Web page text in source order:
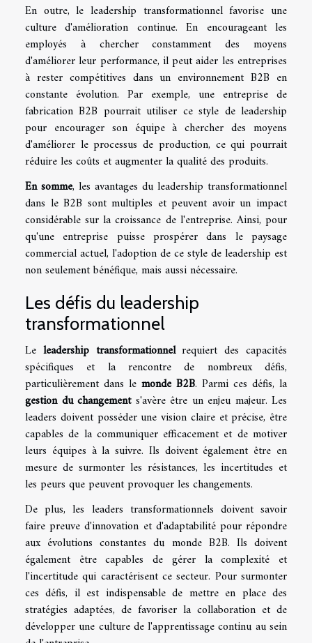
En outre, le leadership transformationnel favorise une
culture d'amélioration continue. En encourageant les
employés à chercher constamment des moyens
d'améliorer leur performance, il peut aider les entreprises
à rester compétitives dans un environnement B2B en
constante évolution. Par exemple, une entreprise de
fabrication B2B pourrait utiliser ce style de leadership
pour encourager son équipe à chercher des moyens
d'améliorer le processus de production, ce qui pourrait
réduire les coûts et augmenter la qualité des produits.
En somme, les avantages du leadership transformationnel
dans le B2B sont multiples et peuvent avoir un impact
considérable sur la croissance de l'entreprise. Ainsi, pour
qu'une entreprise puisse prospérer dans le paysage
commercial actuel, l'adoption de ce style de leadership est
non seulement bénéfique, mais aussi nécessaire.
Les défis du leadership
transformationnel
Le leadership transformationnelrequiert des capacités
spécifiques et la rencontre de nombreux défis,
particulièrement dans le monde B2B. Parmi ces défis, la
gestion du changements'avère être un enjeu majeur. Les
leaders doivent posséder une vision claire et précise, être
capables de la communiquer efficacement et de motiver
leurs équipes à la suivre. Ils doivent également être en
mesure de surmonter les résistances, les incertitudes et
les peurs que peuvent provoquer les changements.
De plus, les leaders transformationnels doivent savoir
faire preuve d'innovation et d'adaptabilité pour répondre
aux évolutions constantes du monde B2B. Ils doivent
également être capables de gérer la complexité et
l'incertitude qui caractérisent ce secteur. Pour surmonter
ces défis, il est indispensable de mettre en place des
stratégies adaptées, de favoriser la collaboration et de
développer une culture de l'apprentissage continu au sein